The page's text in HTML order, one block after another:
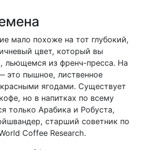
мало похоже на тот глубокий,
цвет, который вы
льющемся из френч-пресса. На
это пышное, лиственное
ягодами. Существует
но в напитках по всему
только Арабика и Робуста,
старший советник по
Coffee Research.